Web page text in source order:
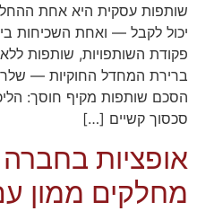
שותפות עסקית היא אחת
יכול לקבל — ואחת השכיחות
פקודת השותפויות, שותפות
ברירת המחדל החוקיות —
הסכם שותפות מקיף חוסך:
סכסוך קשיים […]
אופציות בחברה
מחלקים ממון